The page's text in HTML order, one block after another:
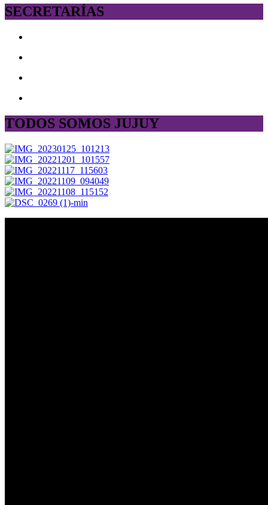
SECRETARÍAS
TODOS SOMOS JUJUY